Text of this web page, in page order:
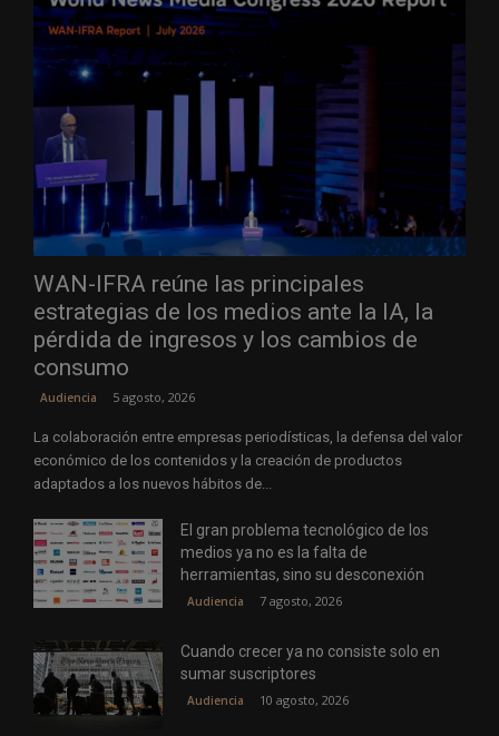
WAN-IFRA reúne las principales
estrategias de los medios ante la IA, la
pérdida de ingresos y los cambios de
consumo
Audiencia 5 agosto, 2026
La colaboración entre empresas periodísticas, la defensa del valor
económico de los contenidos y la creación de productos
adaptados a los nuevos hábitos de...
El gran problema tecnológico de los
medios ya no es la falta de
herramientas, sino su desconexión
Audiencia 7 agosto, 2026
Cuando crecer ya no consiste solo en
sumar suscriptores
Audiencia 10 agosto, 2026